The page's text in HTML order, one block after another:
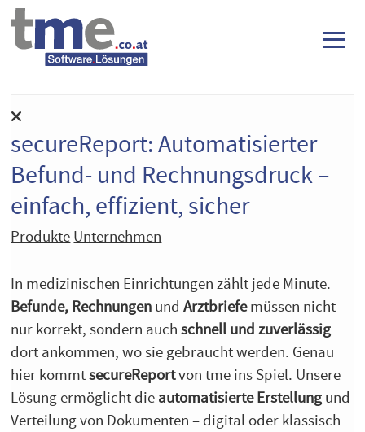
≡
secureReport: Automatisierter
Befund- und Rechnungsdruck –
einfach, effizient, sicher
Produkte Unternehmen
In medizinischen Einrichtungen zählt jede Minute.
Befunde, Rechnungen undArztbriefemüssen nicht
nur korrekt, sondern auchschnell und zuverlässig
dort ankommen, wo sie gebraucht werden. Genau
hier kommtsecureReportvon tme ins Spiel. Unsere
Lösung ermöglicht die automatisierte Erstellung und
Verteilung von Dokumenten – digital oder klassisch